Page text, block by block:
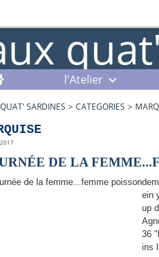
l'Atelier
SARDINES > CATEGORIES >
DE LA
ein
up
36
ins